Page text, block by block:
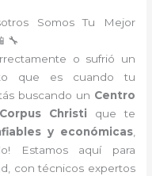
Somos Tu Mejor
o sufrió un
que es cuando tu
buscando un Centro
Christi que te
y económicas,
Estamos aquí para
con técnicos expertos